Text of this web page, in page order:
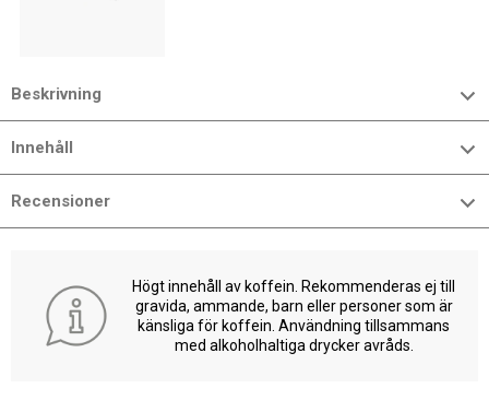
Beskrivning
Innehåll
Recensioner
Högt innehåll av koffein. Rekommenderas ej till
gravida, ammande, barn eller personer som är
känsliga för koffein. Användning tillsammans
med alkoholhaltiga drycker avråds.